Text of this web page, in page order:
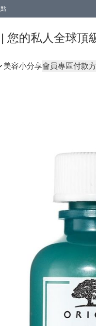
您的私人全球頂
美容小分享會員專區付款